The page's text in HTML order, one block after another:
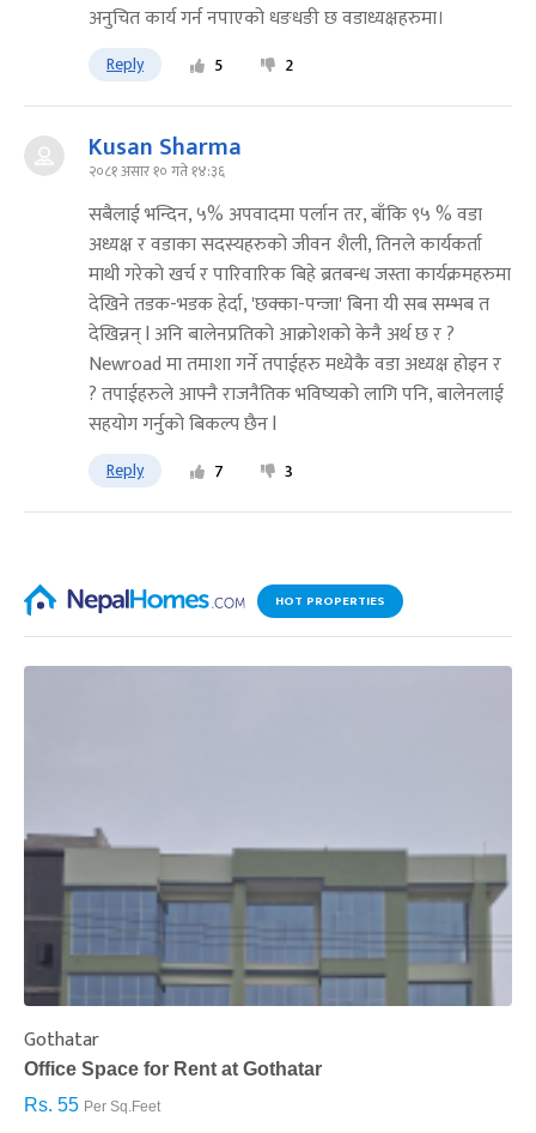
अनुचित कार्य गर्न नपाएको धङधङी छ वडाध्यक्षहरुमा।
Reply 5 2
Kusan Sharma
२०८१ असार १० गते १४:३६
सबैलाई भन्दिन, ५% अपवादमा पर्लान तर, बाँकि ९५ % वडा
अध्यक्ष र वडाका सदस्यहरुको जीवन शैली, तिनले कार्यकर्ता
माथी गरेको खर्च र पारिवारिक बिहे ब्रतबन्ध जस्ता कार्यक्रमहरुमा
देखिने तडक-भडक हेर्दा, 'छक्का-पन्जा' बिना यी सब सम्भब त
देखिन्नन् l अनि बालेनप्रतिको आक्रोशको केनै अर्थ छ र ?
Newroad मा तमाशा गर्ने तपाईहरु मध्येकै वडा अध्यक्ष होइन र
? तपाईहरुले आफ्नै राजनैतिक भविष्यको लागि पनि, बालेनलाई
सहयोग गर्नुको बिकल्प छैन l
Reply 7 3
HOT PROPERTIES
Gothatar
Office Space for Rent at Gothatar
Rs. 55 Per Sq.Feet